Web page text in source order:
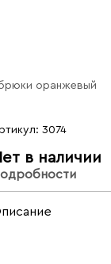
оранжевый
3074
в наличии